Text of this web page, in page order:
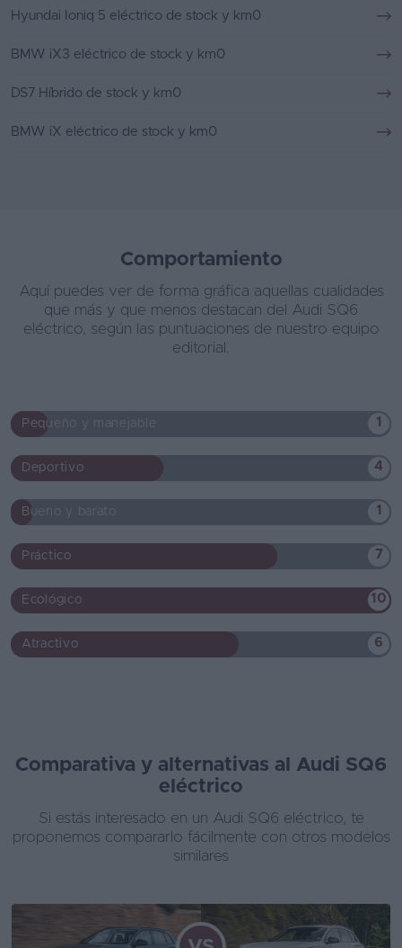
Hyundai Ioniq 5 eléctrico de stock y km0
BMW iX3 eléctrico de stock y km0
DS7 Híbrido de stock y km0
BMW iX eléctrico de stock y km0
Comportamiento
Aquí puedes ver de forma gráfica aquellas cualidades
que más y que menos destacan del Audi SQ6
eléctrico, según las puntuaciones de nuestro equipo
editorial.
Pequeño y manejable 1
Deportivo 4
Bueno y barato 1
Práctico 7
Ecológico 10
Atractivo 6
Comparativa y alternativas al Audi SQ6
eléctrico
Si estás interesado en un Audi SQ6 eléctrico, te
proponemos compararlo fácilmente con otros modelos
similares